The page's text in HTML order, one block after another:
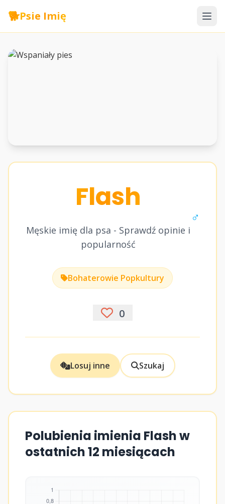
🐕Psie Imię
Flash
Męskie imię dla psa - Sprawdź opinie i
popularność
♂
Bohaterowie Popkultury
0
Losuj inne Szukaj
Polubienia imienia Flash w
ostatnich 12 miesiącach